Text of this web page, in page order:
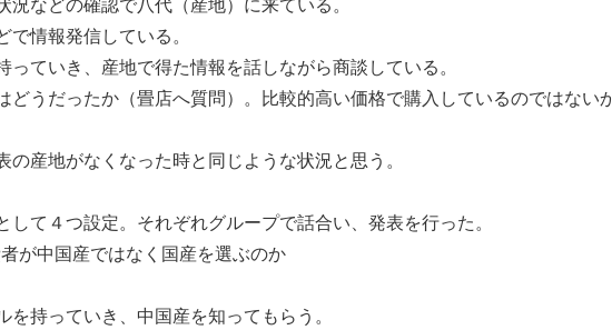
況などの確認で八代（産地）に来ている。
で情報発信している。
っていき、産地で得た情報を話しながら商談している。
どうだったか（畳店へ質問）。比較的高い価格で購入しているのではな
の産地がなくなった時と同じような状況と思う。
して４つ設定。それぞれグループで話合い、発表を行った。
中国産ではなく国産を選ぶのか
を持っていき、中国産を知ってもらう。